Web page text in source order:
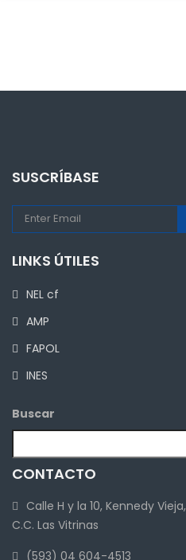
SUSCRÍBASE
LINKS ÚTILES
NEL cf
AMP
FAPOL
INES
Buscar
CONTACTO
Calle H y la 10, Kennedy
C.C. Las Vitrinas
(593) 04 604-4513